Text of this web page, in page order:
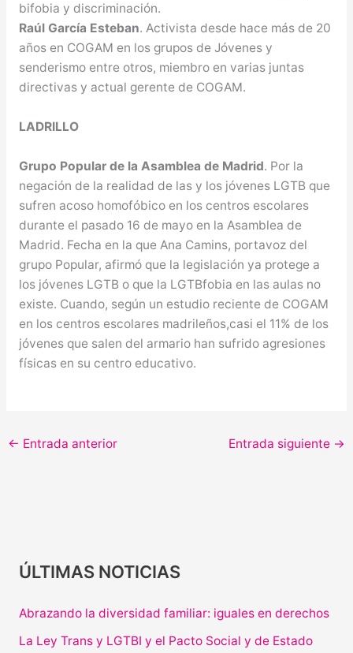
bifobia y discriminación.
Raúl García Esteban. Activista desde hace más de 20
años en COGAM en los grupos de Jóvenes y
senderismo entre otros, miembro en varias juntas
directivas y actual gerente de COGAM.
LADRILLO
Grupo Popular de la Asamblea de Madrid. Por la
negación de la realidad de las y los jóvenes LGTB que
sufren acoso homofóbico en los centros escolares
durante el pasado 16 de mayo en la Asamblea de
Madrid. Fecha en la que Ana Camins, portavoz del
grupo Popular, afirmó que la legislación ya protege a
los jóvenes LGTB o que la LGTBfobia en las aulas no
existe. Cuando, según un estudio reciente de COGAM
en los centros escolares madrileños,casi el 11% de los
jóvenes que salen del armario han sufrido agresiones
físicas en su centro educativo.
← Entrada anterior Entrada siguiente →
ÚLTIMAS NOTICIAS
Abrazando la diversidad familiar: iguales en derechos
La Ley Trans y LGTBI y el Pacto Social y de Estado